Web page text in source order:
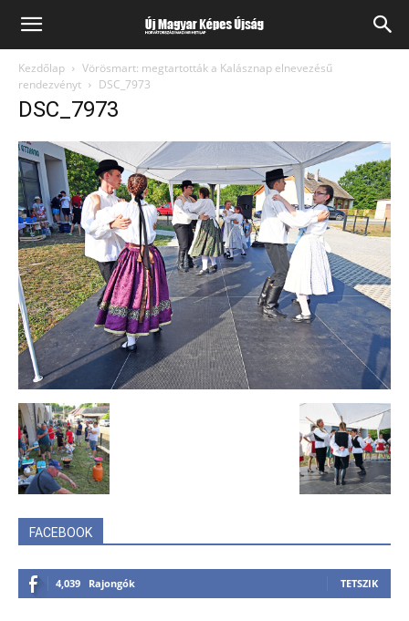
Kezdőlap
Vörösmart: megtartották a Kalásznap elnevezésű
rendezvényt
DSC_7973
DSC_7973
FACEBOOK
4,039 Rajongók TETSZIK